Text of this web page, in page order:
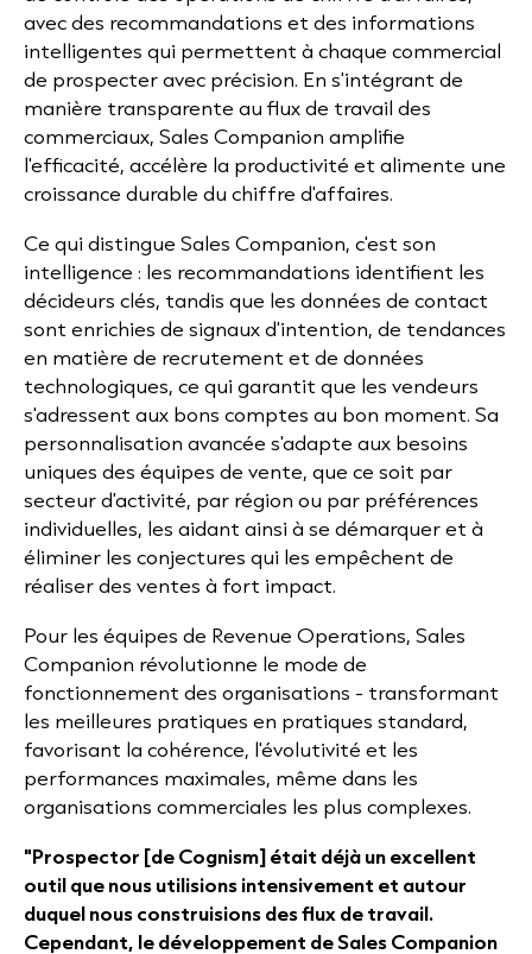
avec des recommandations et des informations
intelligentes qui permettent à chaque commercial
de prospecter avec précision. En s'intégrant de
manière transparente au flux de travail des
commerciaux, Sales Companion amplifie
l'efficacité, accélère la productivité et alimente une
croissance durable du chiffre d'affaires.
Ce qui distingue Sales Companion, c'est son
intelligence : les recommandations identifient les
décideurs clés, tandis que les données de contact
sont enrichies de signaux d'intention, de tendances
en matière de recrutement et de données
technologiques, ce qui garantit que les vendeurs
s'adressent aux bons comptes au bon moment. Sa
personnalisation avancée s'adapte aux besoins
uniques des équipes de vente, que ce soit par
secteur d'activité, par région ou par préférences
individuelles, les aidant ainsi à se démarquer et à
éliminer les conjectures qui les empêchent de
réaliser des ventes à fort impact.
Pour les équipes de Revenue Operations, Sales
Companion révolutionne le mode de
fonctionnement des organisations - transformant
les meilleures pratiques en pratiques standard,
favorisant la cohérence, l'évolutivité et les
performances maximales, même dans les
organisations commerciales les plus complexes.
"Prospector [de Cognism] était déjà un excellent
outil que nous utilisions intensivement et autour
duquel nous construisions des flux de travail.
Cependant, le développement de Sales Companion